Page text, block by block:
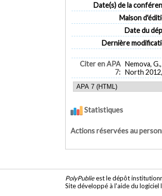
Date(s) de la
Maison
Date du
Dernière
Citer en APA
7:
Nemova,
North
Statistiques
Actions réservées au
PolyPublieest le dépôt
Site développé à l'aide du